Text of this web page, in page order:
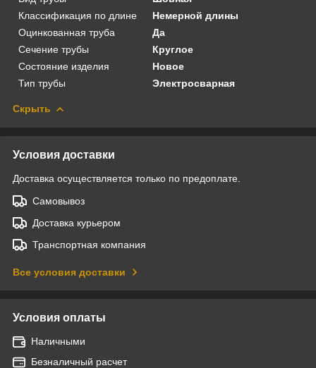
Классификация по длине
Немерной длины
Оцинкованная труба
Да
Сечение трубы
Круглое
Состояние изделия
Новое
Тип трубы
Электросварная
Скрыть
Условия доставки
Доставка осуществляется только по предоплате.
Самовывоз
Доставка курьером
Транспортная компания
Все условия доставки
Условия оплаты
Наличными
Безналичный расчет